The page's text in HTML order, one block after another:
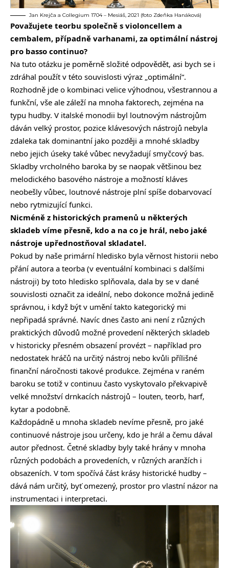
Jan Krejča a Collegium 1704 – Mesiáš, 2021 (foto Zdeňka Hanáková)
Považujete teorbu společně s violoncellem a
cembalem, případně varhanami, za optimální nástroj
pro basso continuo?
Na tuto otázku je poměrně složité odpovědět, asi bych se i
zdráhal použít v této souvislosti výraz „optimální“.
Rozhodně jde o kombinaci velice výhodnou, všestrannou a
funkční, vše ale záleží na mnoha faktorech, zejména na
typu hudby. V italské monodii byl loutnovým nástrojům
dáván velký prostor, pozice klávesových nástrojů nebyla
zdaleka tak dominantní jako později a mnohé skladby
nebo jejich úseky také vůbec nevyžadují smyčcový bas.
Skladby vrcholného baroka by se naopak většinou bez
melodického basového nástroje a možností kláves
neobešly vůbec, loutnové nástroje plní spíše dobarvovací
nebo rytmizující funkci.
Nicméně z historických pramenů u některých
skladeb víme přesně, kdo a na co je hrál, nebo jaké
nástroje upřednostňoval skladatel.
Pokud by naše primární hledisko byla věrnost historii nebo
přání autora a teorba (v eventuální kombinaci s dalšími
nástroji) by toto hledisko splňovala, dala by se v dané
souvislosti označit za ideální, nebo dokonce možná jedině
správnou, i když být v umění takto kategorický mi
nepřipadá správné. Navíc dnes často ani není z různých
praktických důvodů možné provedení některých skladeb
v historicky přesném obsazení provézt – například pro
nedostatek hráčů na určitý nástroj nebo kvůli přílišné
finanční náročnosti takové produkce. Zejména v raném
baroku se totiž v continuu často vyskytovalo překvapivě
velké množství drnkacích nástrojů – louten, teorb, harf,
kytar a podobně.
Každopádně u mnoha skladeb nevíme přesně, pro jaké
continuové nástroje jsou určeny, kdo je hrál a čemu dával
autor přednost. Četné skladby byly také hrány v mnoha
různých podobách a provedeních, v různých aranžích i
obsazeních. V tom spočívá část krásy historické hudby –
dává nám určitý, byť omezený, prostor pro vlastní názor na
instrumentaci i interpretaci.